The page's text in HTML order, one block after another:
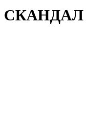
СКАНДАЛ